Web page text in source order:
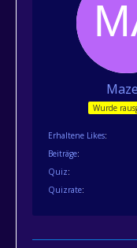
Wurde
Erhaltene Likes
Beiträge
Quiz
Quizrate